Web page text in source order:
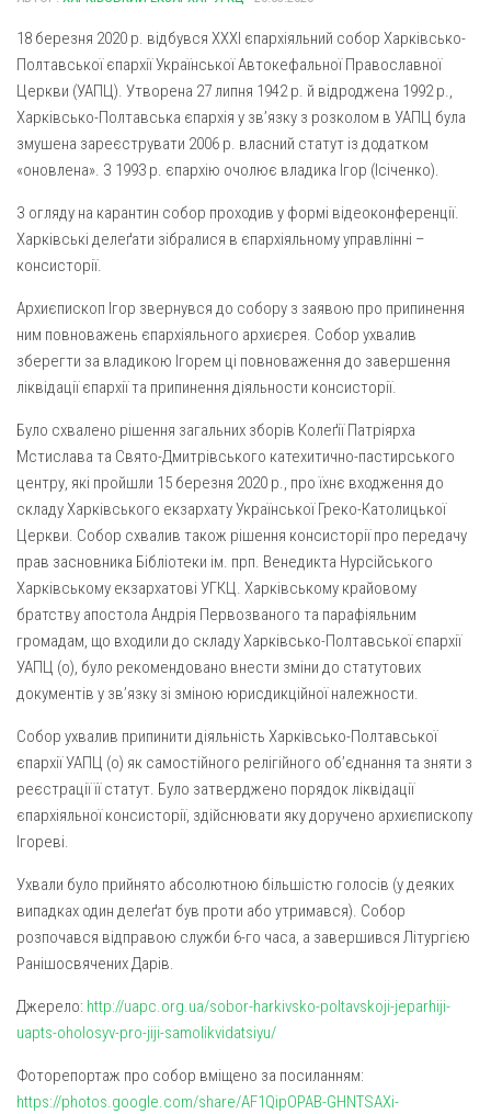
Покрови Пресвятої Богородиці (с. Вільча)
Преображенська парафія (м. Лозова)
Парафія Благовіщення Пресвятої Богородиці (смт
Золочів)
Парафія Різдва Пресвятої Богородиці м. Берестин
(Красноград)
Парохії Полтавської області
Всіх Святих українського народу (м. Полтава)
Свято-Юріївська парафія (м. Полтава)
Архистратига Михаїла (с. Пригарівка)
Благовіщення Пресвятої Богородиці (с. Шевченки)
Введення у храм Пресвятої Богородиці (с. Дашківка)
Вознесіння ГНІХ (с. Витівка)
Вознесіння Господнього (м. Кобеляки)
Пророка Іллі (смт. Білики)
Різдва Пресвятої Богородиці (с. Вільховатка)
Св. Апостола Андрія Первозванного (с. Засулля)
Св. Миколая (с. Деменки)
Успіння Пресвятої Богородиці (м. Лубни)
Парохії Сумської області
Введення в храм Богородиці (м. Суми)
Монастирі
Свято-Покровський монастир оо Василіян
Свято-Івано-Павлівський монастир сестер Згромадження
Монастир сестер милосердя Св. Вінкентія. Дім Милосердя
Монастир Успення Пресвятої Богородиці Сестер Чину
Святого Василія Великого
Надруковані числа
Молитви
Галерея
Рух pro-life
18 березня 2020 р. відбувся ХХХІ єпархіяльний собор Харківсько-
Полтавської єпархії Української Автокефальної Православної
Церкви (УАПЦ). Утворена 27 липня 1942 р. й відроджена 1992 р.,
Харківсько-Полтавська єпархія у зв’язку з розколом в УАПЦ була
змушена зареєструвати 2006 р. власний статут із додатком
«оновлена». З 1993 р. єпархію очолює владика Ігор (Ісіченко).
З огляду на карантин собор проходив у формі відеоконференції.
Харківські делеґати зібралися в єпархіяльному управлінні –
консисторії.
Архиєпископ Ігор звернувся до собору з заявою про припинення
ним повноважень єпархіяльного архиєрея. Собор ухвалив
зберегти за владикою Ігорем ці повноваження до завершення
ліквідації єпархії та припинення діяльности консисторії.
Було схвалено рішення загальних зборів Колеґії Патріярха
Мстислава та Свято-Дмитрівського катехитично-пастирського
центру, які пройшли 15 березня 2020 р., про їхнє входження до
складу Харківського екзархату Української Греко-Католицької
Церкви. Собор схвалив також рішення консисторії про передачу
прав засновника Бібліотеки ім. прп. Венедикта Нурсійського
Харківському екзархатові УГКЦ. Харківському крайовому
братству апостола Андрія Первозваного та парафіяльним
громадам, що входили до складу Харківсько-Полтавської єпархії
УАПЦ (о), було рекомендовано внести зміни до статутових
документів у зв’язку зі зміною юрисдикційної належности.
Собор ухвалив припинити діяльність Харківсько-Полтавської
єпархії УАПЦ (о) як самостійного релігійного об’єднання та зняти з
реєстрації її статут. Було затверджено порядок ліквідації
єпархіяльної консисторії, здійснювати яку доручено архиєпископу
Ігореві.
Ухвали було прийнято абсолютною більшістю голосів (у деяких
випадках один делеґат був проти або утримався). Собор
розпочався відправою служби 6-го часа, а завершився Літургією
Ранішосвячених Дарів.
Джерело: http://uapc.org.ua/sobor-harkivsko-poltavskoji-jeparhiji-
uapts-oholosyv-pro-jiji-samolikvidatsiyu/
Фоторепортаж про собор вміщено за посиланням:
https://photos.google.com/share/AF1QipOPAB-GHNTSAXi-